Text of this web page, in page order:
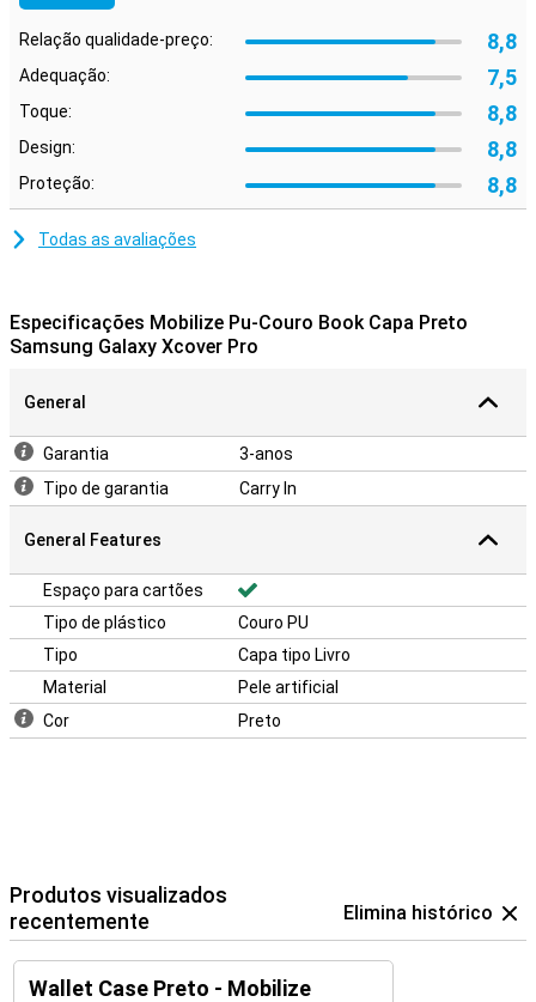
Relação qualidade-preço: 8,8
Adequação: 7,5
Toque: 8,8
Design: 8,8
Proteção: 8,8
Todas as avaliações
Especificações Mobilize Pu-Couro Book Capa Preto
Samsung Galaxy Xcover Pro
General
Garantia
3-anos
Tipo de garantia
Carry In
General Features
Espaço para cartões
Tipo de plástico
Couro PU
Tipo
Capa tipo Livro
Material
Pele artificial
Cor
Preto
Produtos visualizados
recentemente
Elimina histórico
Wallet Case Preto - Mobilize